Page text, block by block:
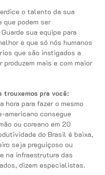
o talento da sua
podem ser
sua equipe para
e que só nós humanos
que são instigados a
mais e com maior
trouxemos pra você:
hora para fazer o mesmo
americano consegue
ou coreano em 20
do Brasil é baixa,
seja preguiçoso ou
na infraestrutura das
dizem especialistas.